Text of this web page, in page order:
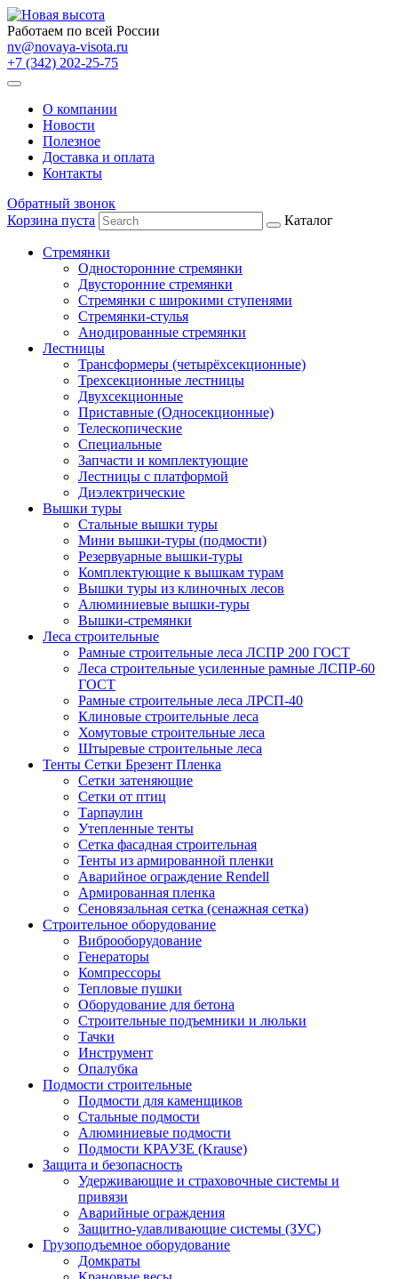
Работаем по всей России
nv@novaya-visota.ru
+7 (342) 202-25-75
О компании
Новости
Полезное
Доставка и оплата
Контакты
Обратный звонок
Корзина пуста
Каталог
Стремянки
Односторонние стремянки
Двусторонние стремянки
Стремянки с широкими ступенями
Стремянки-стулья
Анодированные стремянки
Лестницы
Трансформеры (четырёхсекционные)
Трехсекционные лестницы
Двухсекционные
Приставные (Односекционные)
Телескопические
Специальные
Запчасти и комплектующие
Лестницы с платформой
Диэлектрические
Вышки туры
Стальные вышки туры
Мини вышки-туры (подмости)
Резервуарные вышки-туры
Комплектующие к вышкам турам
Вышки туры из клиночных лесов
Алюминиевые вышки-туры
Вышки-стремянки
Леса строительные
Рамные строительные леса ЛСПР 200 ГОСТ
Леса строительные усиленные рамные ЛСПР-60
ГОСТ
Рамные строительные леса ЛРСП-40
Клиновые строительные леса
Хомутовые строительные леса
Штыревые строительные леса
Тенты Сетки Брезент Пленка
Сетки затеняющие
Сетки от птиц
Тарпаулин
Утепленные тенты
Сетка фасадная строительная
Тенты из армированной пленки
Аварийное ограждение Rendell
Армированная пленка
Сеновязальная сетка (сенажная сетка)
Строительное оборудование
Виброоборудование
Генераторы
Компрессоры
Тепловые пушки
Оборудование для бетона
Строительные подъемники и люльки
Тачки
Инструмент
Опалубка
Подмости строительные
Подмости для каменщиков
Стальные подмости
Алюминиевые подмости
Подмости КРАУЗЕ (Krause)
Защита и безопасность
Удерживающие и страховочные системы и
привязи
Аварийные ограждения
Защитно-улавливающие системы (ЗУС)
Грузоподъемное оборудование
Домкраты